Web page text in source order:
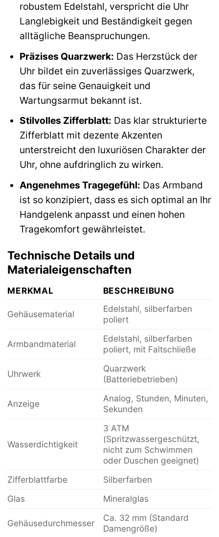
robustem Edelstahl, verspricht die Uhr
Langlebigkeit und Beständigkeit gegen
alltägliche Beanspruchungen.
Präzises Quarzwerk: Das Herzstück der
Uhr bildet ein zuverlässiges Quarzwerk,
das für seine Genauigkeit und
Wartungsarmut bekannt ist.
Stilvolles Zifferblatt: Das klar strukturierte
Zifferblatt mit dezente Akzenten
unterstreicht den luxuriösen Charakter der
Uhr, ohne aufdringlich zu wirken.
Angenehmes Tragegefühl: Das Armband
ist so konzipiert, dass es sich optimal an Ihr
Handgelenk anpasst und einen hohen
Tragekomfort gewährleistet.
Technische Details und
Materialeigenschaften
MERKMAL BESCHREIBUNG
Gehäusematerial
Edelstahl, silberfarben
poliert
Armbandmaterial
Edelstahl, silberfarben
poliert, mit Faltschließe
Uhrwerk
Quarzwerk
(Batteriebetrieben)
Anzeige
Analog, Stunden, Minuten,
Sekunden
Wasserdichtigkeit
3 ATM
(Spritzwassergeschützt,
nicht zum Schwimmen
oder Duschen geeignet)
Zifferblattfarbe
Silberfarben
Glas
Mineralglas
Gehäusedurchmesser
Ca. 32 mm (Standard
Damengröße)